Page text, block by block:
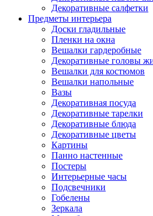
Декоративные салфетки
Предметы интерьера
Доски гладильные
Пленки на окна
Вешалки гардеробные
Декоративные головы
Вешалки для костюмов
Вешалки напольные
Вазы
Декоративная посуда
Декоративные тарелки
Декоративные блюда
Декоративные цветы
Картины
Панно настенные
Постеры
Интерьерные часы
Подсвечники
Гобелены
Зеркала